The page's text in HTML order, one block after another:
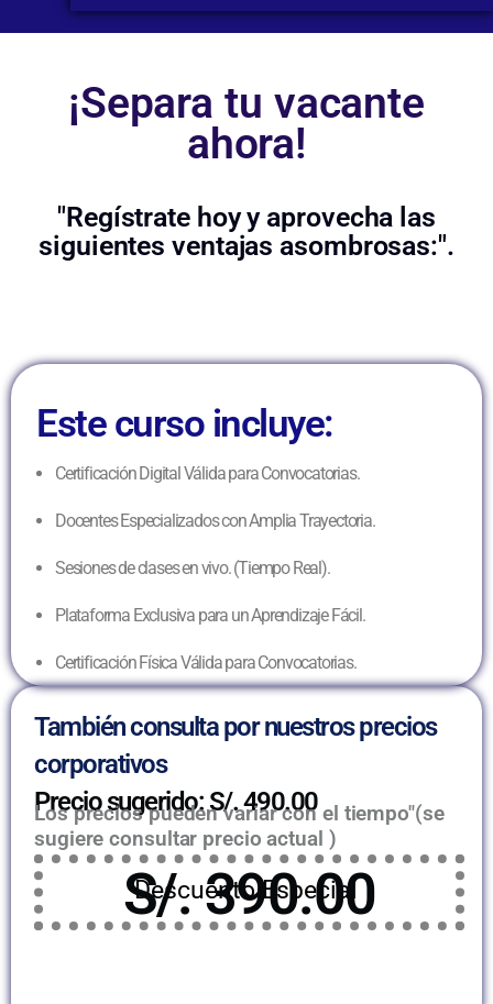
¡Separa tu vacante
ahora!
"Regístrate hoy y aprovecha las
siguientes ventajas asombrosas:".
Este curso incluye:
Certificación Digital Válida para Convocatorias.
Docentes Especializados con Amplia Trayectoria.
Sesiones de clases en vivo. (Tiempo Real).
Plataforma Exclusiva para un Aprendizaje Fácil.
Certificación Física Válida para Convocatorias.
También consulta por nuestros precios
corporativos
Precio sugerido: S/. 490.00
Los precios pueden variar con el tiempo"(se
sugiere consultar precio actual )
Descuento Especial
S/. 390.00